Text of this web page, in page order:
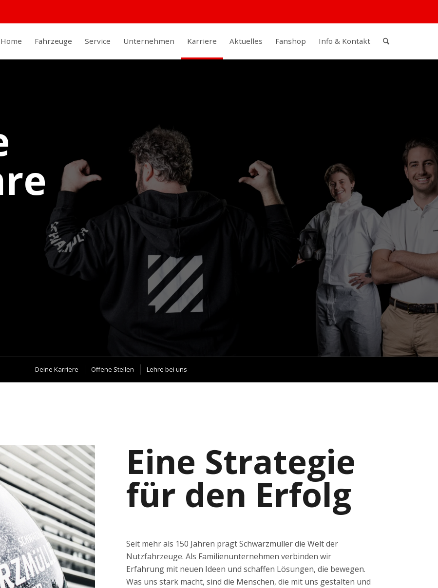
Home Fahrzeuge Service Unternehmen Karriere Aktuelles Fanshop Info & Kontakt
Deine Karriere Offene Stellen Lehre bei uns
Eine Strategie
für den Erfolg
Seit mehr als 150 Jahren prägt Schwarzmüller die Welt der
Nutzfahrzeuge. Als Familienunternehmen verbinden wir
Erfahrung mit neuen Ideen und schaffen Lösungen, die bewegen.
Was uns stark macht, sind die Menschen, die mit uns gestalten und